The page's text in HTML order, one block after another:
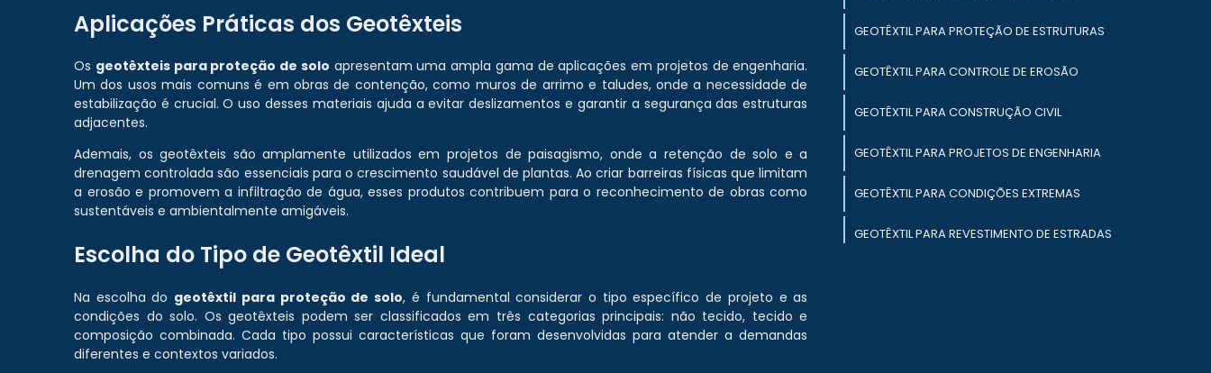
Aplicações Práticas dos Geotêxteis
Os geotêxteis para proteção de solo apresentam uma ampla gama de aplicações em projetos de engenharia.
Um dos usos mais comuns é em obras de contenção, como muros de arrimo e taludes, onde a necessidade de
estabilização é crucial. O uso desses materiais ajuda a evitar deslizamentos e garantir a segurança das estruturas
adjacentes.
Ademais, os geotêxteis são amplamente utilizados em projetos de paisagismo, onde a retenção de solo e a
drenagem controlada são essenciais para o crescimento saudável de plantas. Ao criar barreiras físicas que limitam
a erosão e promovem a infiltração de água, esses produtos contribuem para o reconhecimento de obras como
sustentáveis e ambientalmente amigáveis.
Escolha do Tipo de Geotêxtil Ideal
Na escolha do geotêxtil para proteção de solo, é fundamental considerar o tipo específico de projeto e as
condições do solo. Os geotêxteis podem ser classificados em três categorias principais: não tecido, tecido e
composição combinada. Cada tipo possui características que foram desenvolvidas para atender a demandas
diferentes e contextos variados.
GEOTÊXTIL PARA PROTEÇÃO DE ESTRUTURAS
GEOTÊXTIL PARA CONTROLE DE EROSÃO
GEOTÊXTIL PARA CONSTRUÇÃO CIVIL
GEOTÊXTIL PARA PROJETOS DE ENGENHARIA
GEOTÊXTIL PARA CONDIÇÕES EXTREMAS
GEOTÊXTIL PARA REVESTIMENTO DE ESTRADAS